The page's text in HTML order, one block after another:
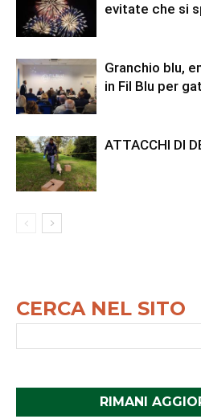
evitate che si
Granchio blu,
in Fil Blu per
ATTACCHI DI
CERCA NEL SITO
RIMANI